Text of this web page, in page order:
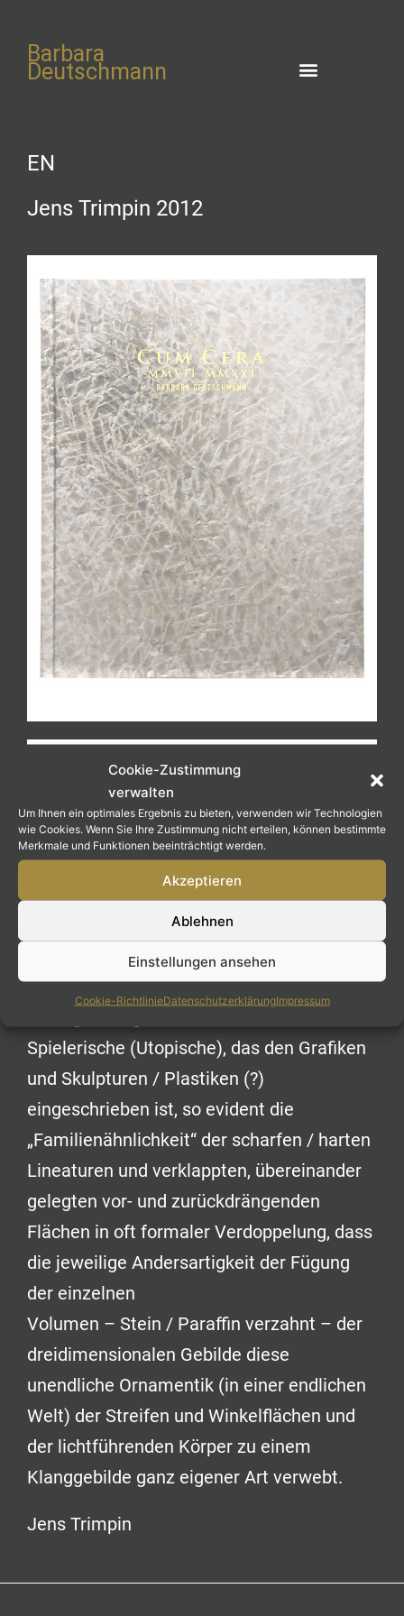
Cookie-Zustimmung
verwalten
Um Ihnen ein optimales Ergebnis zu bieten, verwenden wir Technologien
wie Cookies. Wenn Sie Ihre Zustimmung nicht erteilen, können bestimmte
Merkmale und Funktionen beeinträchtigt werden.
Akzeptieren
Ablehnen
Einstellungen ansehen
Cookie-RichtlinieDatenschutzerklärungImpressum
Barbara
Deutschmann
EN
Jens Trimpin 2012
Spielerische (Utopische), das den Grafiken
und Skulpturen / Plastiken (?)
eingeschrieben ist, so evident die
„Familienähnlichkeit“ der scharfen / harten
Lineaturen und verklappten, übereinander
gelegten vor- und zurückdrängenden
Flächen in oft formaler Verdoppelung, dass
die jeweilige Andersartigkeit der Fügung
der einzelnen
Volumen – Stein / Paraffin verzahnt – der
dreidimensionalen Gebilde diese
unendliche Ornamentik (in einer endlichen
Welt) der Streifen und Winkelflächen und
der lichtführenden Körper zu einem
Klanggebilde ganz eigener Art verwebt.
Jens Trimpin